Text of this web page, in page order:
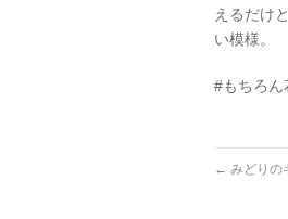
えるだけ
い模様。
#もちろ
← みどりの